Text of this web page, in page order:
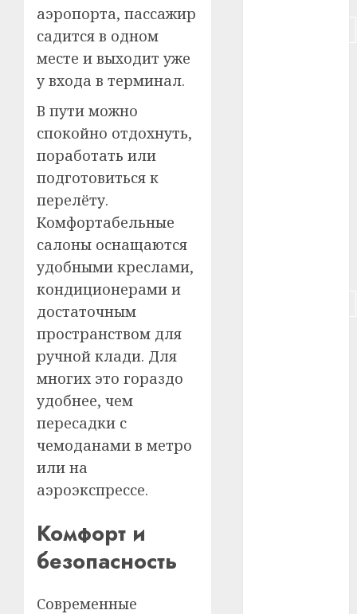
аэропорта, пассажир
садится в одном
месте и выходит уже
у входа в терминал.
В пути можно
спокойно отдохнуть,
поработать или
подготовиться к
перелёту.
Комфортабельные
салоны оснащаются
удобными креслами,
кондиционерами и
достаточным
пространством для
ручной клади. Для
многих это гораздо
удобнее, чем
пересадки с
чемоданами в метро
или на
аэроэкспрессе.
Комфорт и
безопасность
Современные